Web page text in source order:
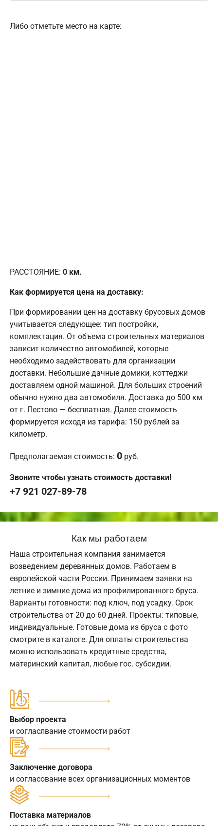
Либо отметьте место на карте:
РАССТОЯНИЕ: 0 км.
Как формируется цена на доставку:
При формировании цен на доставку брусовых домов
учитывается следующее: тип постройки,
комплектация. От объема строительных материалов
зависит количество автомобилей, которые
необходимо задействовать для организации
доставки. Небольшие дачные домики, коттеджи
доставляем одной машиной. Для больших строений
обычно нужно два автомобиля. Доставка до 500 км
от г. Пестово — бесплатная. Далее стоимость
формируется исходя из тарифа: 150 рублей за
километр.
Предполагаемая стоимость: 0 руб.
Звоните чтобы узнать стоимость доставки!
+7 921 027-89-78
Как мы работаем
Наша строительная компания занимается
возведением деревянных домов. Работаем в
европейской части России. Принимаем заявки на
летние и зимние дома из профилированного бруса.
Варианты готовности: под ключ, под усадку. Срок
строительства от 20 до 60 дней. Проекты: типовые,
индивидуальные. Готовые дома из бруса с фото
смотрите в каталоге. Для оплаты строительства
можно использовать кредитные средства,
материнский капитал, любые гос. субсидии.
Выбор проекта
и согласлвание стоимости работ
Заключение договора
и согласование всех организационных моментов
Поставка материалов